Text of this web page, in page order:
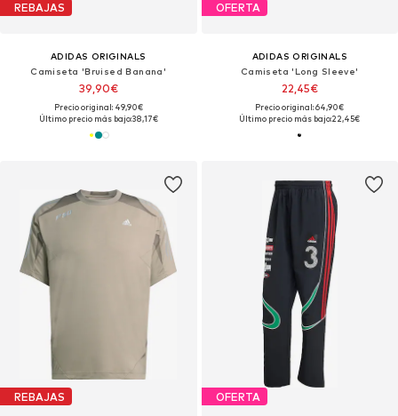
REBAJAS
ADIDAS ORIGINALS
Camiseta 'Bruised Banana'
39,90€
Precio original: 49,90€
Último precio más bajo:38,17€
OFERTA
ADIDAS ORIGINALS
Camiseta 'Long Sleeve'
22,45€
Precio original: 64,90€
Último precio más bajo:22,45€
REBAJAS OFERTA